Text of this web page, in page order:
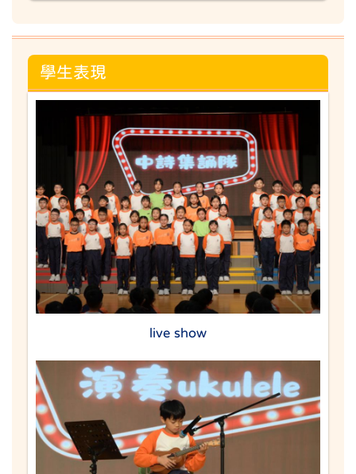
學生表現
live show